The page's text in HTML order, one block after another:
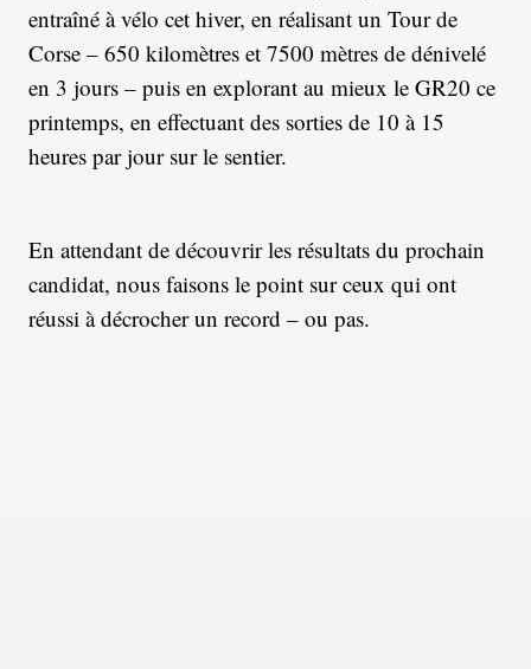
entraîné à vélo cet hiver, en réalisant un Tour de
Corse – 650 kilomètres et 7500 mètres de dénivelé
en 3 jours – puis en explorant au mieux le GR20 ce
printemps, en effectuant des sorties de 10 à 15
heures par jour sur le sentier.
En attendant de découvrir les résultats du prochain
candidat, nous faisons le point sur ceux qui ont
réussi à décrocher un record – ou pas.